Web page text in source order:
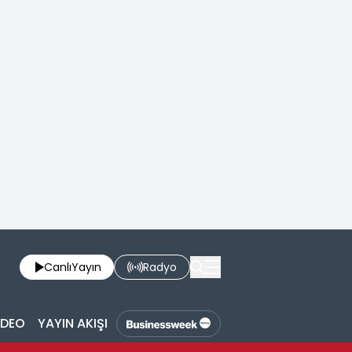
CanlıYayın Radyo
YAYIN AKIŞI